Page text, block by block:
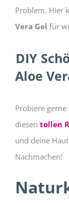
Problem. Hier
Vera Gel für
DIY
Aloe
Probiere
diesen tollen
und deine
Nachmachen!